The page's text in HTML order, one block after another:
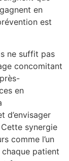
en
est
ne suffit pas
concomitant
en
d’envisager
synergie
comme l’un
patient